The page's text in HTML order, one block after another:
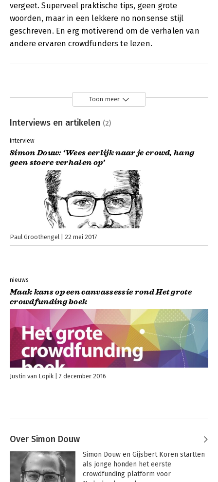
vergeet. Superveel praktische tips, geen grote
woorden, maar in een lekkere no nonsense stijl
geschreven. En erg motiverend om de verhalen van
andere ervaren crowdfunders te lezen.
Toon meer
Interviews en artikelen (2)
interview
Simon Douw: ‘Wees eerlijk naar je crowd, hang
geen stoere verhalen op’
Paul Groothengel 22 mei 2017
nieuws
Maak kans op een canvassessie rond Het grote
crowdfunding boek
Justin van Lopik 7 december 2016
Over Simon Douw
Simon Douw en Gijsbert Koren startten
als jonge honden het eerste
crowdfunding platform voor